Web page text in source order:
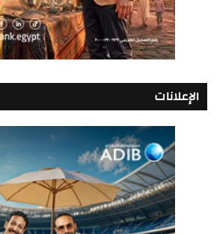
الإعلانات